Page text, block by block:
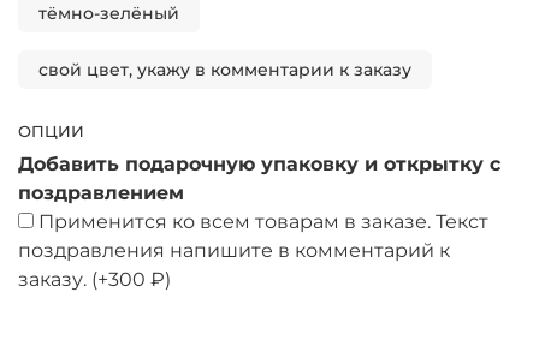
тёмно-зелёный
свой цвет, укажу в комментарии к заказу
ОПЦИИ
Добавить подарочную упаковку и открытку с
поздравлением
Применится ко всем товарам в заказе. Текст
поздравления напишите в комментарий к
заказу. (+300 ₽)